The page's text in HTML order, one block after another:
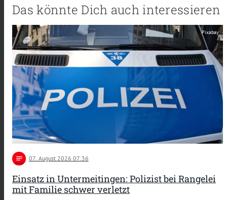
Das könnte Dich auch interessieren
Pixabay
notes 07. August 2026 07:36
Einsatz in Untermeitingen: Polizist bei Rangelei
mit Familie schwer verletzt